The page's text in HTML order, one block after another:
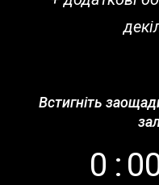
Встигніть
0 : 0